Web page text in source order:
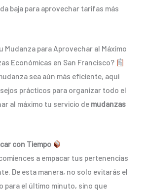
baja para aprovechar tarifas más
Mudanza para Aprovechar al Máximo
Económicas en San Francisco?
sea aún más eficiente, aquí
prácticos para organizar todo el
al máximo tu servicio de mudanzas
con Tiempo
a empacar tus pertenencias
De esta manera, no solo evitarás el
para el último minuto, sino que